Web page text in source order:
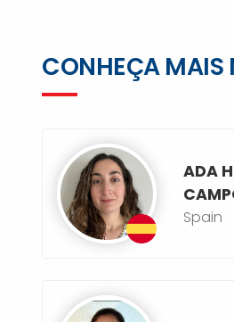
CONHEÇA MAIS
ADA
Spain